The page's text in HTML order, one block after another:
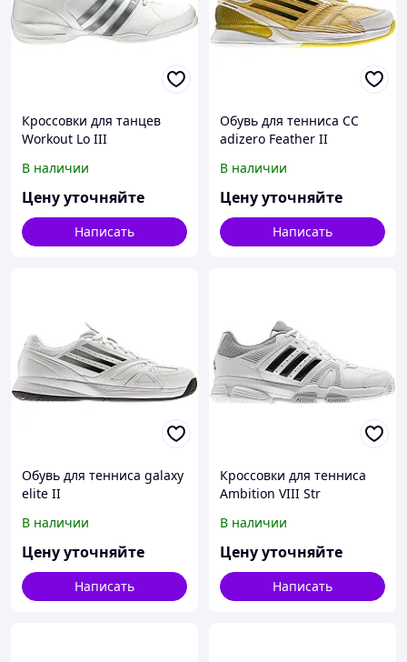
Кроссовки для танцев
Workout Lo III
В наличии
Цену уточняйте
Написать
Обувь для тенниса CC
adizero Feather II
В наличии
Цену уточняйте
Написать
Обувь для тенниса galaxy
elite II
В наличии
Цену уточняйте
Написать
Кроссовки для тенниса
Ambition VIII Str
В наличии
Цену уточняйте
Написать